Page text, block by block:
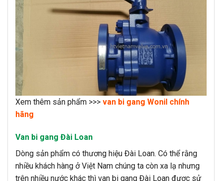
Xem thêm sản phẩm >>> van bi gang Wonil chính
hãng
Van bi gang Đài Loan
Dòng sản phẩm có thương hiệu Đài Loan. Có thể rằng
nhiều khách hàng ở Việt Nam chúng ta còn xa lạ nhưng
trên nhiều nước khác thì van bi gang Đài Loan được sử